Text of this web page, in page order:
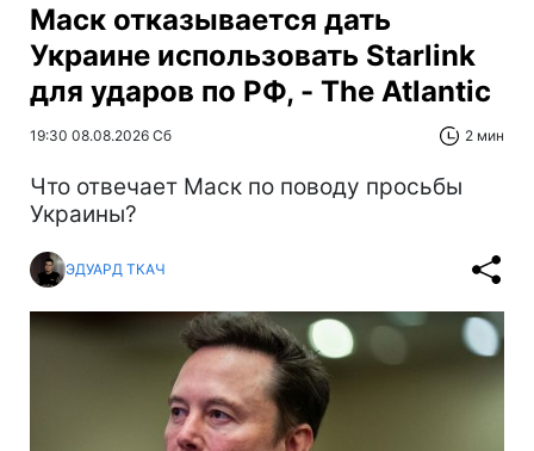
Маск отказывается дать
Украине использовать Starlink
для ударов по РФ, - The Atlantic
19:30 08.08.2026 Сб 2 мин
Что отвечает Маск по поводу просьбы
Украины?
ЭДУАРД ТКАЧ